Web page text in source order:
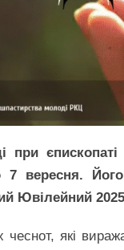
при єпископаті
вересня.
Ювілейний
які